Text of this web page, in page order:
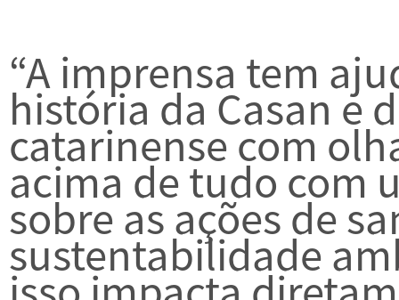
“A imprensa tem
história da Casan e
catarinense com
acima de tudo com
sobre as ações de
sustentabilidade